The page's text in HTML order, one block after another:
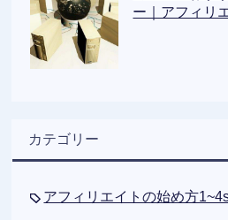
ー｜アフィリ
カテゴリー
アフィリエイトの始め方